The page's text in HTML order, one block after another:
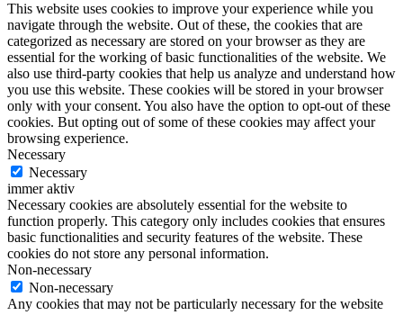
This website uses cookies to improve your experience while you
navigate through the website. Out of these, the cookies that are
categorized as necessary are stored on your browser as they are
essential for the working of basic functionalities of the website. We
also use third-party cookies that help us analyze and understand how
you use this website. These cookies will be stored in your browser
only with your consent. You also have the option to opt-out of these
cookies. But opting out of some of these cookies may affect your
browsing experience.
Necessary
Necessary
immer aktiv
Necessary cookies are absolutely essential for the website to
function properly. This category only includes cookies that ensures
basic functionalities and security features of the website. These
cookies do not store any personal information.
Non-necessary
Non-necessary
Any cookies that may not be particularly necessary for the website